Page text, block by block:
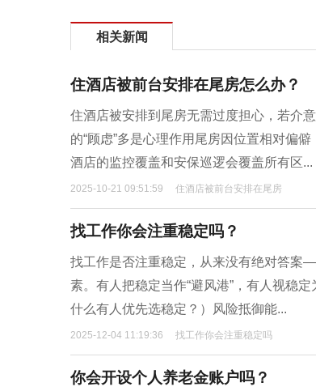
相关新闻
住酒店被前台安排在尾房怎么办？
住酒店被安排到尾房无需过度担心，若介
的“顾虑”多是心理作用尾房因位置相对偏
酒店的监控覆盖和安保巡逻会覆盖所有区...
2025-10-21 09:51:59 住酒店被前台安排在尾房
找工作你会注重稳定吗？
找工作是否注重稳定，从来没有绝对答案
素。有人把稳定当作“避风港”，有人视稳
什么有人优先选稳定？）风险抵御能...
2025-12-04 11:19:36 找工作你会注重稳定吗
你会开设个人养老金账户吗？